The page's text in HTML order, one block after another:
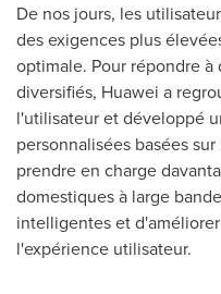
De nos jours, les
des exigences plus
optimale. Pour répondre
diversifiés, Huawei a
l'utilisateur et développé
personnalisées basées
prendre en charge
domestiques à large
intelligentes et
l'expérience utilisateur.